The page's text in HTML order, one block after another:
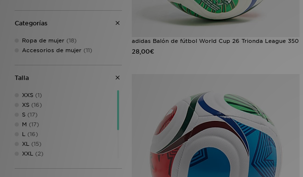
Categorías
Ropa de mujer (18)
Accesorios de mujer (11)
Talla
XXS (1)
XS (16)
S (17)
M (17)
L (16)
XL (15)
XXL (2)
adidas Balón de fútbol World Cup 26 Trionda League 350
28,00€